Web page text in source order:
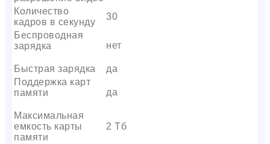
Количество
кадров в секунду
30
Беспроводная
зарядка
нет
Быстрая зарядка
да
Поддержка карт
памяти
да
Максимальная
емкость карты
памяти
2 Тб